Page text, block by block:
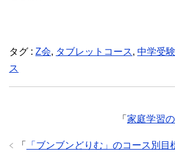
タグ : Z会, タブレットコース, 中学受
ス
「 家庭学習
「 「ブンブンどりむ」のコース別目